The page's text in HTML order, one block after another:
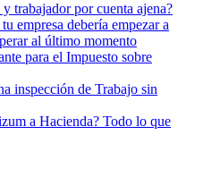
trabajador por cuenta ajena?
empresa debería empezar a
al último momento
para el Impuesto sobre
inspección de Trabajo sin
a Hacienda? Todo lo que